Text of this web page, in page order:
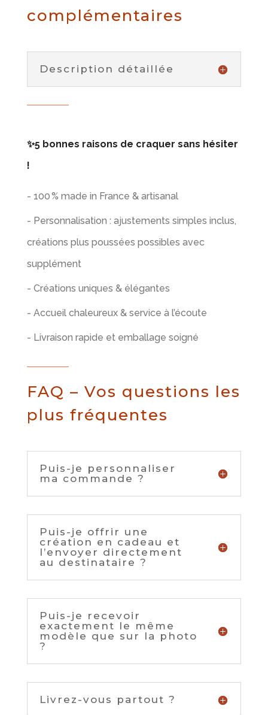
complémentaires
Description détaillée
✨5 bonnes raisons de craquer sans hésiter
!
- 100 % made in France & artisanal
- Personnalisation : ajustements simples inclus,
créations plus poussées possibles avec
supplément
- Créations uniques & élégantes
- Accueil chaleureux & service à l’écoute
- Livraison rapide et emballage soigné
FAQ – Vos questions les
plus fréquentes
Puis-je personnaliser
ma commande ?
Puis-je offrir une
création en cadeau et
l’envoyer directement
au destinataire ?
Puis-je recevoir
exactement le même
modèle que sur la photo
?
Livrez-vous partout ?